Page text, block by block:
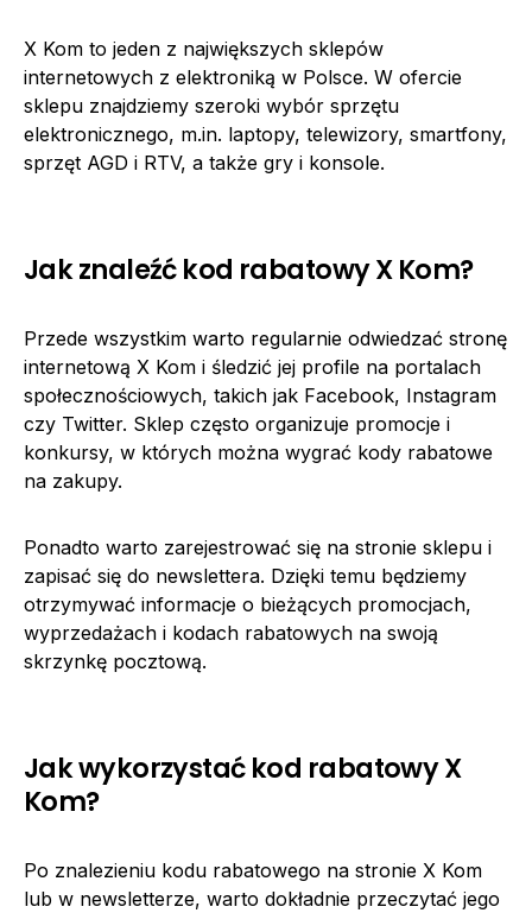
X Kom to jeden z największych sklepów
internetowych z elektroniką w Polsce. W ofercie
sklepu znajdziemy szeroki wybór sprzętu
elektronicznego, m.in. laptopy, telewizory, smartfony,
sprzęt AGD i RTV, a także gry i konsole.
Jak znaleźć kod rabatowy X Kom?
Przede wszystkim warto regularnie odwiedzać stronę
internetową X Kom i śledzić jej profile na portalach
społecznościowych, takich jak Facebook, Instagram
czy Twitter. Sklep często organizuje promocje i
konkursy, w których można wygrać kody rabatowe
na zakupy.
Ponadto warto zarejestrować się na stronie sklepu i
zapisać się do newslettera. Dzięki temu będziemy
otrzymywać informacje o bieżących promocjach,
wyprzedażach i kodach rabatowych na swoją
skrzynkę pocztową.
Jak wykorzystać kod rabatowy X
Kom?
Po znalezieniu kodu rabatowego na stronie X Kom
lub w newsletterze, warto dokładnie przeczytać jego